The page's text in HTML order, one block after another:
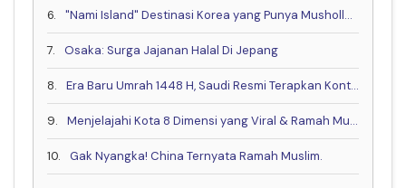
6. "Nami Island" Destinasi Korea yang Punya Musholla & Resto Halal .
7. Osaka: Surga Jajanan Halal Di Jepang
8. Era Baru Umrah 1448 H, Saudi Resmi Terapkan Kontrak Digital & Buka Visa Akhir Mei
9. Menjelajahi Kota 8 Dimensi yang Viral & Ramah Muslim bareng Muslim Travel Indonesia
10. Gak Nyangka! China Ternyata Ramah Muslim.